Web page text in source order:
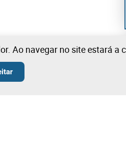
Ao navegar no site estará a